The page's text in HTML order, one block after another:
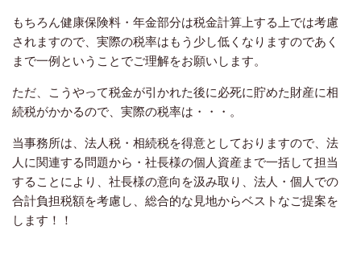
もちろん健康保険料・年金部分は税金計算上する上では考慮
されますので、実際の税率はもう少し低くなりますのであく
まで一例ということでご理解をお願いします。
ただ、こうやって税金が引かれた後に必死に貯めた財産に相
続税がかかるので、実際の税率は・・・。
当事務所は、法人税・相続税を得意としておりますので、 法
人に関連する問題から・社長様の個人資産まで一括して担当
することにより、社長様の意向を汲み取り、法人・個人での
合計負担税額を考慮し、総合的な見地からベストなご提案を
します！！